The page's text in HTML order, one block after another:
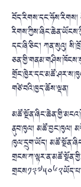
དང་ཞི་ཅིང་། ཀན་སུའུ།
གཙེ་བའི་ཁྱད་ཆོས་ལྡན།
ནུབ་ཁུལ། མཚོ་བྱང་ཁུལ།
ཁུལ་དྲུག་ཡོད།